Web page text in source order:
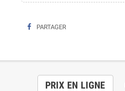
PARTAGER
PRIX EN LIGNE